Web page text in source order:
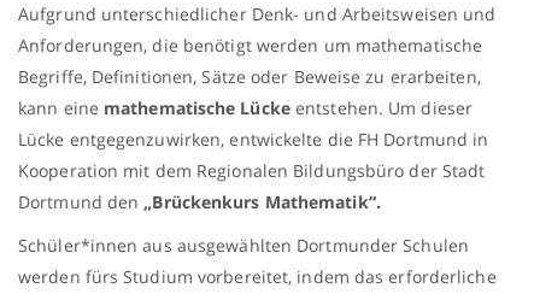
Aufgrund unterschiedlicher Denk- und Arbeitsweisen und
Anforderungen, die benötigt werden um mathematische
Begriffe, Definitionen, Sätze oder Beweise zu erarbeiten,
kann eine mathematische Lückeentstehen. Um dieser
Lücke entgegenzuwirken, entwickelte die FH Dortmund in
Kooperation mit dem Regionalen Bildungsbüro der Stadt
Dortmund den „Brückenkurs Mathematik“.
Schüler*innen aus ausgewählten Dortmunder Schulen
werden fürs Studium vorbereitet, indem das erforderliche